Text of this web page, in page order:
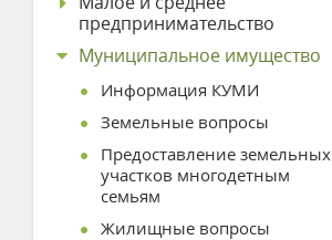
предпринимательство
Муниципальное имущество
Информация КУМИ
Земельные вопросы
Предоставление земельных
участков многодетным
семьям
Жилищные вопросы